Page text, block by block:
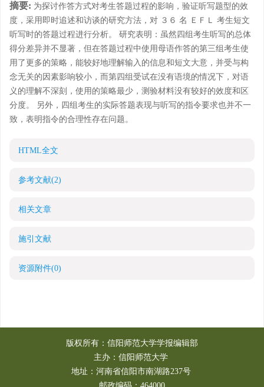
摘要: 为探讨作答方式对考生答题过程的影响，验证听写题型的效
度，采用即时追述和访谈的研究方法，对 ３６ 名 ＥＦＬ 考生短文
听写时的答题过程进行分析。 研究表明：虽然四组考生听写的总体
得分差异并不显著，但在答题过程中使用母语作答的第三组考生使
用了更多的策略，能较好地理解输入的信息和短文大意，并受与构
念无关的因素影响较小，而第四组受试在没有语境的情况下，对语
义的理解不深刻，使用的策略最少，测验材料没有较好的效度和区
分度。 另外，四组考生的实际答题表现与听写的指令要求也并不一
致，表明指令的合理性存在问题。
HTML全文
参考文献(2)
相关文章
施引文献
资源附件(0)
版权所有：信阳师范大学学报编辑部
主办：信阳师范大学
地址：河南省信阳市南湖路237号